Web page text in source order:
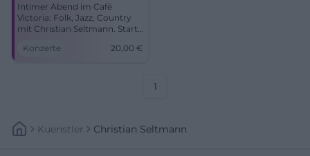
Intimer Abend im Café
Victoria: Folk, Jazz, Country
mit Christian Seltmann. Start
am Sound, starke
Konzerte 20,00 €
1
Kuenstler Christian Seltmann